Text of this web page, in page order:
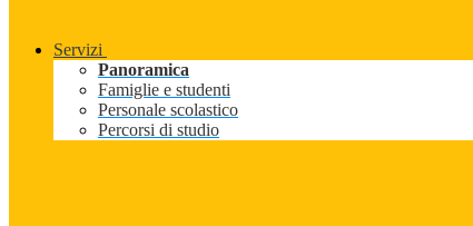
Servizi
Panoramica
Famiglie e studenti
Personale scolastico
Percorsi di studio